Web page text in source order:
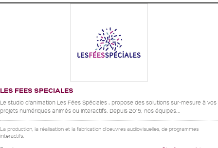
LES FEES SPECIALES
Le studio d’animation Les Fées Spéciales , propose des solutions sur-mesure à vos
projets numériques animés ou interactifs. Depuis 2015, nos équipes...
La production, la réalisation et la fabrication d'oeuvres audiovisuelles, de programmes
interactifs.